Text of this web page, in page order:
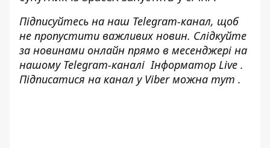
Підписуйтесь на наш Telegram-канал, щоб
не пропустити важливих новин. Слідкуйте
за новинами онлайн прямо в месенджері на
нашому Telegram-каналіІнформатор Live .
Підписатися на канал у Viber можна тут .